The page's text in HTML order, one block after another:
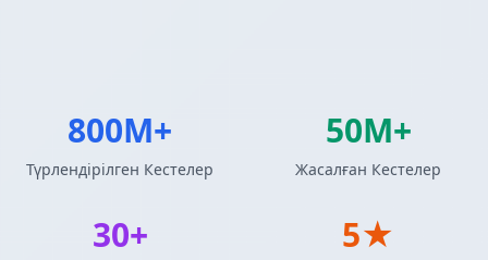
800M+
Түрлендірілген Кестелер
50M+
Жасалған Кестелер
30+ 5★